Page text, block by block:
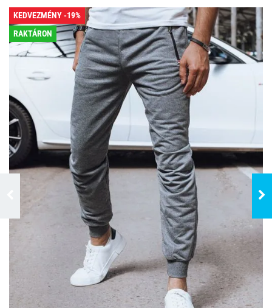
KEDVEZMÉNY -19%
RAKTÁRON